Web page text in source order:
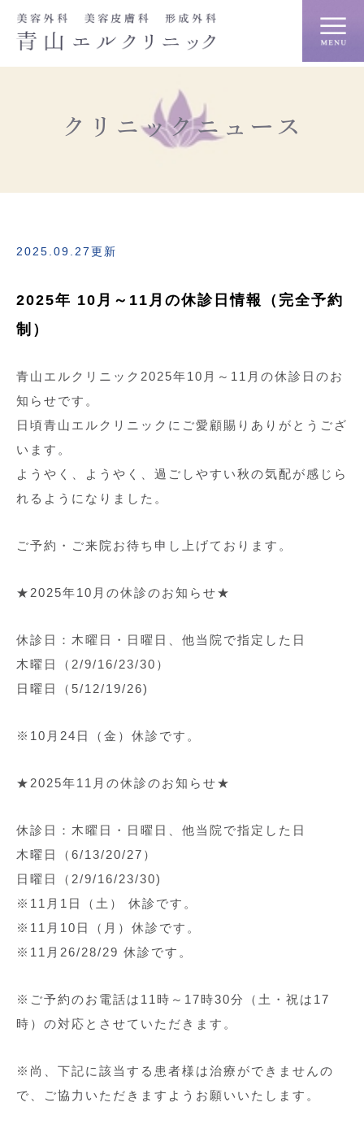
クリニックニュース
2025.09.27更新
2025年 10月～11月の休診日情報（完全予約
制）
青山エルクリニック2025年10月～11月の休診日のお
知らせです。
日頃青山エルクリニックにご愛顧賜りありがとうござ
います。
ようやく、ようやく、過ごしやすい秋の気配が感じら
れるようになりました。
ご予約・ご来院お待ち申し上げております。
★2025年10月の休診のお知らせ★
休診日：木曜日・日曜日、他当院で指定した日
木曜日（2/9/16/23/30）
日曜日（5/12/19/26)
※10月24日（金）休診です。
★2025年11月の休診のお知らせ★
休診日：木曜日・日曜日、他当院で指定した日
木曜日（6/13/20/27）
日曜日（2/9/16/23/30)
※11月1日（土） 休診です。
※11月10日（月）休診です。
※11月26/28/29 休診です。
※ご予約のお電話は11時～17時30分（土・祝は17
時）の対応とさせていただきます。
※尚、下記に該当する患者様は治療ができませんの
で、ご協力いただきますようお願いいたします。